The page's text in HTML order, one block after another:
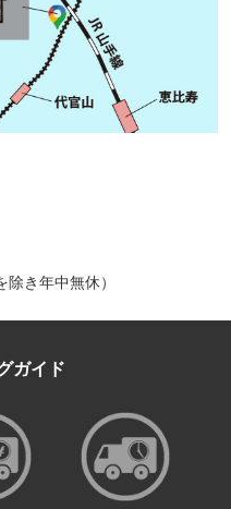
き年中無休）
ガイド